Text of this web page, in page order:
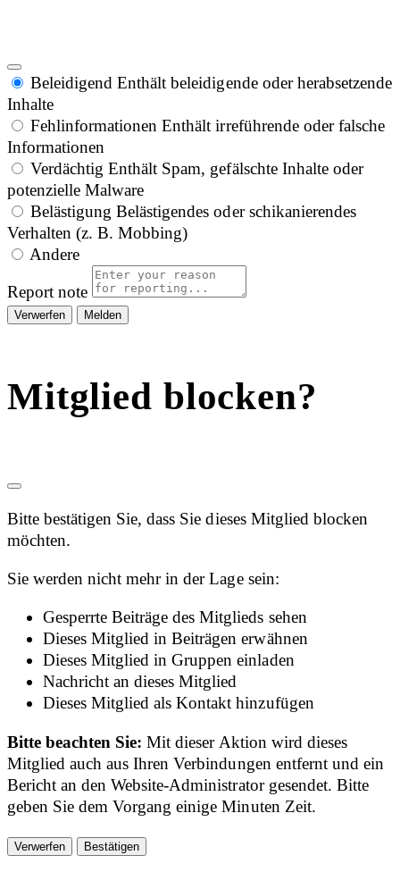
Beleidigend Enthält beleidigende oder herabsetzende
Inhalte
Fehlinformationen Enthält irreführende oder falsche
Informationen
Verdächtig Enthält Spam, gefälschte Inhalte oder
potenzielle Malware
Belästigung Belästigendes oder schikanierendes
Verhalten (z. B. Mobbing)
Andere
Report note
Melden
Mitglied blocken?
Bitte bestätigen Sie, dass Sie dieses Mitglied blocken
möchten.
Sie werden nicht mehr in der Lage sein:
Gesperrte Beiträge des Mitglieds sehen
Dieses Mitglied in Beiträgen erwähnen
Dieses Mitglied in Gruppen einladen
Nachricht an dieses Mitglied
Dieses Mitglied als Kontakt hinzufügen
Bitte beachten Sie:Mit dieser Aktion wird dieses
Mitglied auch aus Ihren Verbindungen entfernt und ein
Bericht an den Website-Administrator gesendet. Bitte
geben Sie dem Vorgang einige Minuten Zeit.
Bestätigen